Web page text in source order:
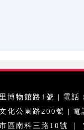
博物館路1號 | 電話
化公園路200號 |
區南科三路10號 ｜